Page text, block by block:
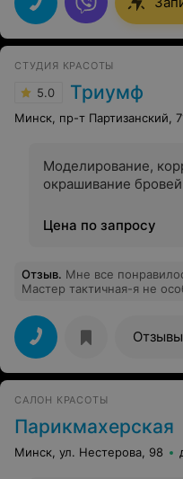
СТУДИЯ КРАСОТЫ
5.0 Триумф
Минск, пр-т Партизанский,
Моделирование,
окрашивание
Цена по запросу
Отзыв. Мне все
Мастер тактичная-я не
возможность) Посмотрим
Отзывы
САЛОН КРАСОТЫ
Парикмахерская
Минск, ул. Нестерова, 98